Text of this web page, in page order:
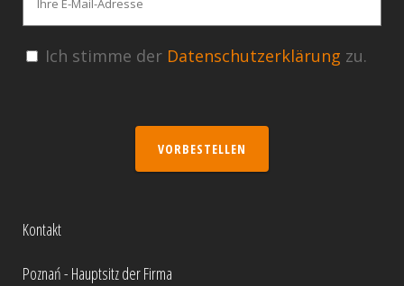
Ich stimme der Datenschutzerklärung zu.
VORBESTELLEN
Kontakt
Poznań - Hauptsitz der Firma